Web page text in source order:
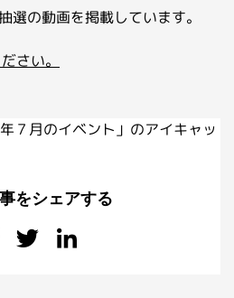
選の動画を掲載しています。
さい。
をシェアする